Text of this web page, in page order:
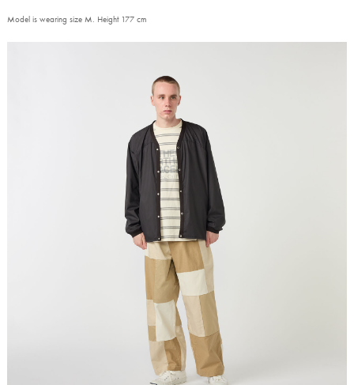
Model is wearing size M. Height 177 cm